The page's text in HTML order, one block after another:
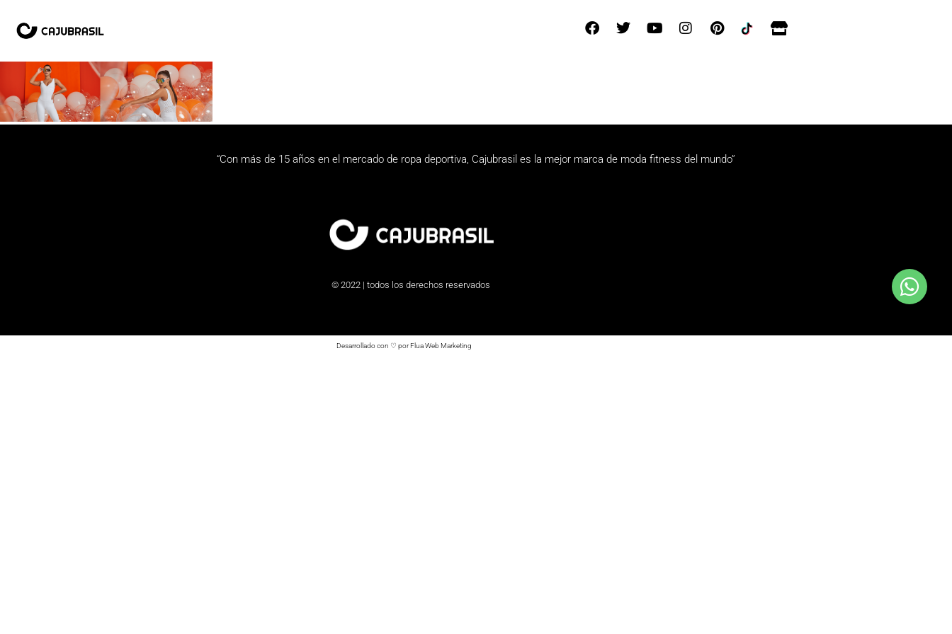
“Con más de 15 años en el mercado de ropa deportiva, Cajubrasil es la mejor marca de moda fitness del mundo”
© 2022 | todos los derechos reservados
Desarrollado con ♡ por Flua Web Marketing